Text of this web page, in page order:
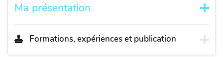
Ma présentation
Formations, expériences et publication